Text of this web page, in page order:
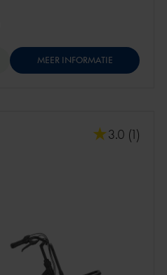
MEER INFORMATIE
3.0 (1)